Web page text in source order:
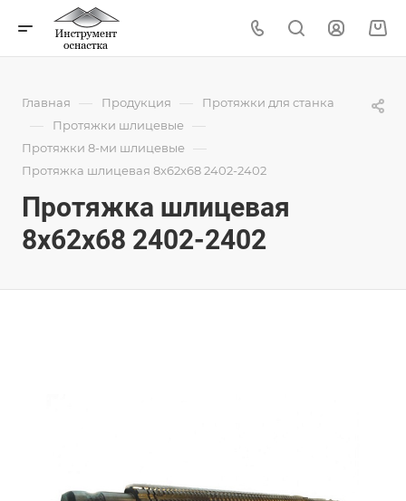
Главная — Продукция — Протяжки для станка
— Протяжки шлицевые —
Протяжки 8-ми шлицевые —
Протяжка шлицевая 8x62x68 2402-2402
Протяжка шлицевая
8x62x68 2402-2402